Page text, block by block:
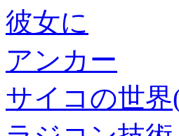
彼女に
アンカー
サイコの世界